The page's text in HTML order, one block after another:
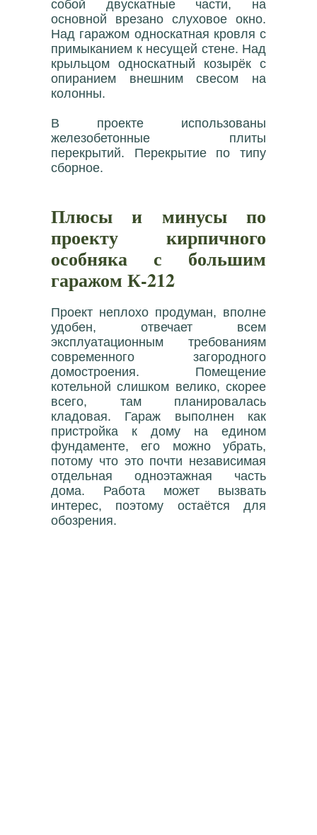
собой двускатные части, на
основной врезано слуховое окно.
Над гаражом односкатная кровля с
примыканием к несущей стене. Над
крыльцом односкатный козырёк с
опиранием внешним свесом на
колонны.
В проекте использованы
железобетонные плиты
перекрытий. Перекрытие по типу
сборное.
Плюсы и минусы по
проекту кирпичного
особняка с большим
гаражом К-212
Проект неплохо продуман, вполне
удобен, отвечает всем
эксплуатационным требованиям
современного загородного
домостроения. Помещение
котельной слишком велико, скорее
всего, там планировалась
кладовая. Гараж выполнен как
пристройка к дому на едином
фундаменте, его можно убрать,
потому что это почти независимая
отдельная одноэтажная часть
дома. Работа может вызвать
интерес, поэтому остаётся для
обозрения.